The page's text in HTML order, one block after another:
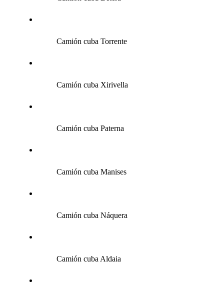
Camión cuba Torrente
Camión cuba Xirivella
Camión cuba Paterna
Camión cuba Manises
Camión cuba Náquera
Camión cuba Aldaia